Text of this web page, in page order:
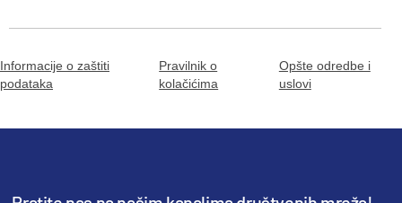
Informacije o zaštiti
podataka
Pravilnik o
kolačićima
Opšte odredbe i
uslovi